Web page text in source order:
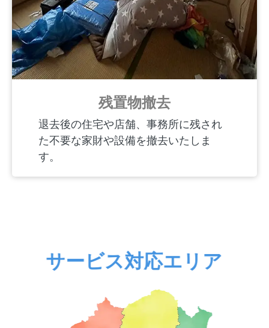
残置物撤去
退去後の住宅や店舗、事務所に残され
た不要な家財や設備を撤去いたしま
す。
サービス対応エリア